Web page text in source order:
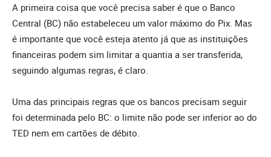
A primeira coisa que você precisa saber é que o Banco
Central (BC) não estabeleceu um valor máximo do Pix. Mas
é importante que você esteja atento já que as instituições
financeiras podem sim limitar a quantia a ser transferida,
seguindo algumas regras, é claro.
Uma das principais regras que os bancos precisam seguir
foi determinada pelo BC: o limite não pode ser inferior ao do
TED nem em cartões de débito.